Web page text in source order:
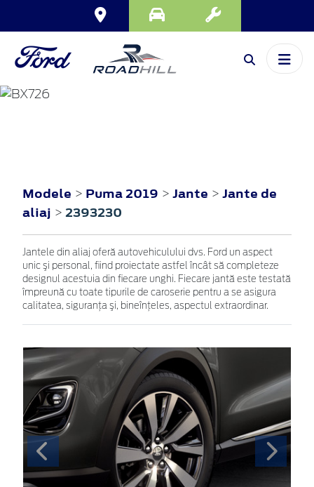
PUMA
Modele > Puma 2019 > Jante > Jante de
aliaj > 2393230
Jantele din aliaj oferă autovehiculului dvs. Ford un aspect
unic şi personal, fiind proiectate astfel încât să completeze
designul acestuia din fiecare unghi. Fiecare jantă este testată
împreună cu toate tipurile de caroserie pentru a se asigura
calitatea, siguranţa şi, bineînţeles, aspectul extraordinar.